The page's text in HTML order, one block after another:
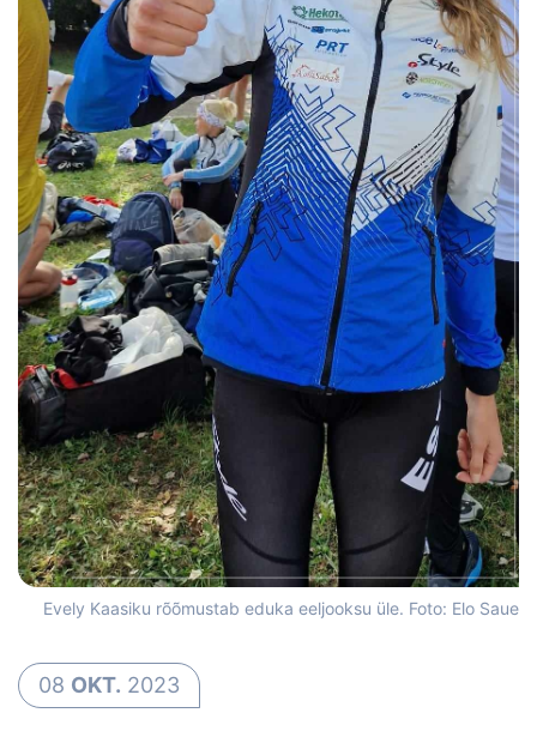
Kontakt
EOL
Galerii
Kaardid
Kalender
Koondised
Tule klubisse!
Tulemused
Dokumendid
Klubid
Püsirajad
Evely Kaasiku rõõmustab eduka eeljooksu üle. Foto: Elo Saue
08 OKT. 2023